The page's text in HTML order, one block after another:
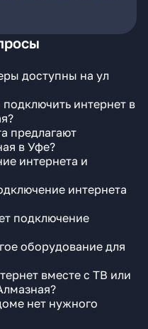
доступны на ул
интернет в
предлагают
в Уфе?
интернета и
интернета
подключение
оборудование для
вместе с ТВ или
нет нужного